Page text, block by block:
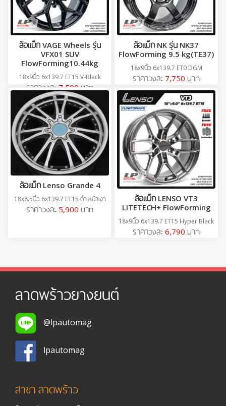
ล้อแม็ก VAGE Wheels รุ่น
VFX01 SUV
FlowForming10.44kg
18x9นิ้ว 6x139.7 ET15 V-Black
ราคาวงละ 7,500 บาท
ล้อแม็ก NK รุ่น NK37
FlowForming 9.5 kg(TE37)
18x9นิ้ว 6x139.7 ET0 DGM
ราคาวงละ 7,750 บาท
ล้อแม็ก Lenso Grande 4
18x8.5นิ้ว 6x139.7 ET15 ดำ หน้าเงา
ราคาวงละ 5,900 บาท
ล้อแม็ก LENSO VT3
LITETECH+ FlowForming
18x9นิ้ว 6x139.7 ET15 Hyper Black
ราคาวงละ 6,790 บาท
ลาดพร้าวยางยนต์
@lpautomag
lpautomag
สาขา ลาดพร้าว